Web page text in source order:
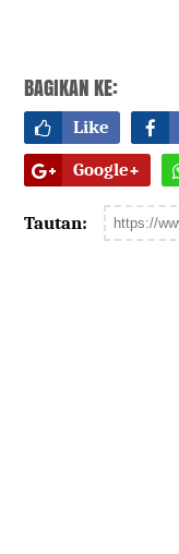
BAGIKAN KE:
Like
Google+
Tautan: